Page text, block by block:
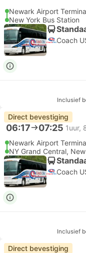
Newark Airport
New York Bus Station
Coach
Inclusief
Direct bevestiging
06:17 07:25 1uur,
Newark Airport
NY Grand Central,
Coach
Inclusief
Direct bevestiging